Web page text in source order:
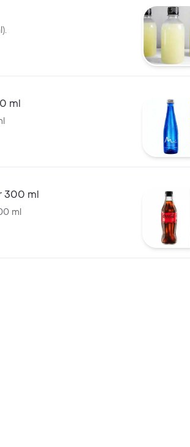
ml
300 ml
ml